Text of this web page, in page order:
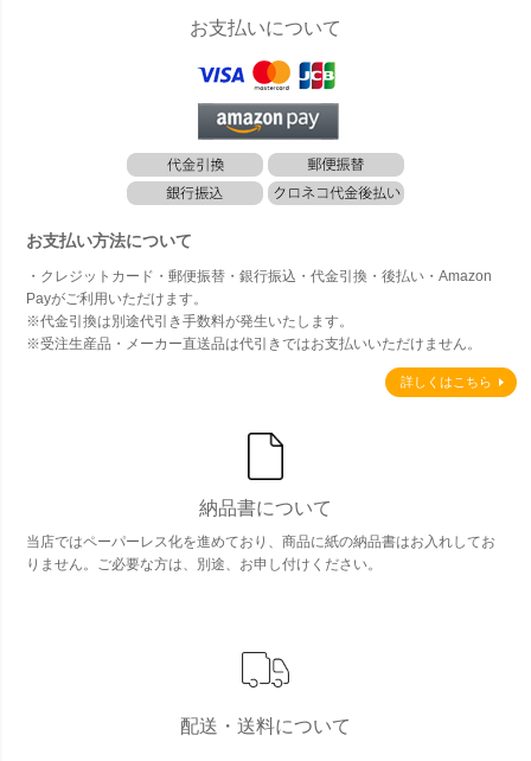
お支払いについて
お支払い方法について
・クレジットカード・郵便振替・銀行振込・代金引換・後払い・Amazon
Payがご利用いただけます。
※代金引換は別途代引き手数料が発生いたします。
※受注生産品・メーカー直送品は代引きではお支払いいただけません。
詳しくはこちら
納品書について
当店ではペーパーレス化を進めており、商品に紙の納品書はお入れしてお
りません。ご必要な方は、別途、お申し付けください。
配送・送料について